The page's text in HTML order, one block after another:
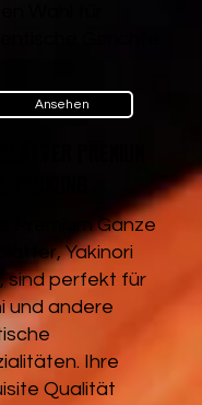
Ansehen
Premium Ganze
Yakinori
sind perfekt für
und andere
Ihre
Qualität